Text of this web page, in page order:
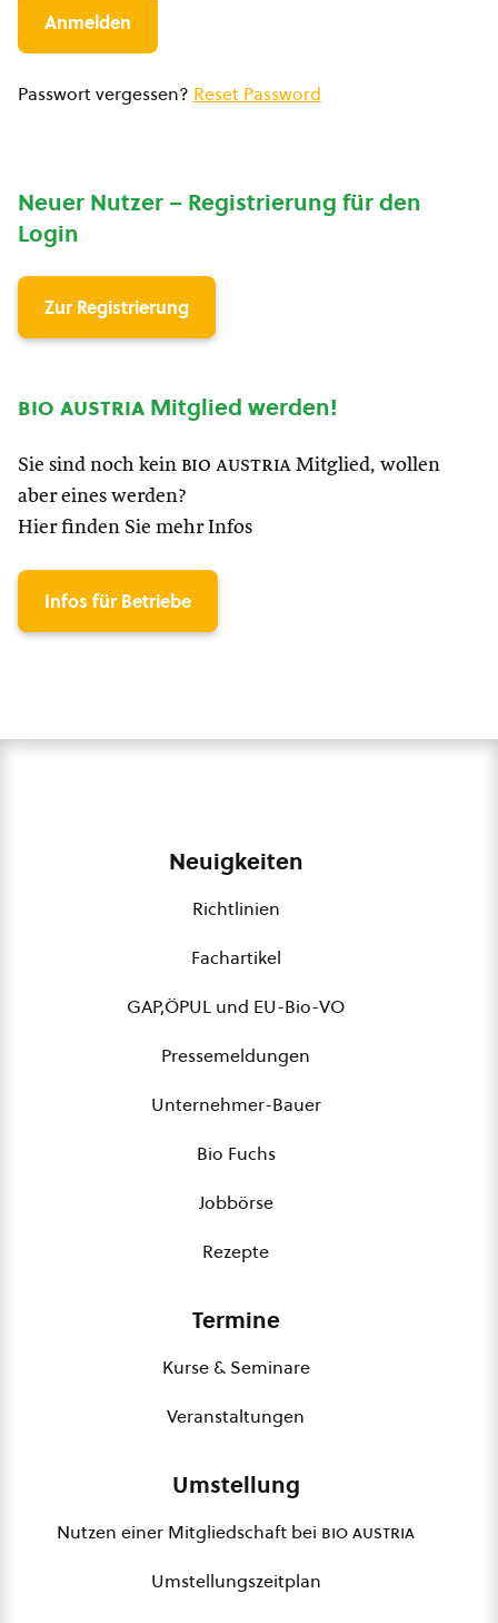
Passwort vergessen? Reset Password
Neuer Nutzer – Registrierung für den
Login
Zur Registrierung
bio austria Mitglied werden!
Sie sind noch kein bio austria Mitglied, wollen
aber eines werden?
Hier finden Sie mehr Infos
Infos für Betriebe
Neuigkeiten
Richtlinien
Fachartikel
GAP,ÖPUL und EU-Bio-VO
Pressemeldungen
Unternehmer-Bauer
Bio Fuchs
Jobbörse
Rezepte
Termine
Kurse & Seminare
Veranstaltungen
Umstellung
Nutzen einer Mitgliedschaft bei bio austria
Umstellungszeitplan